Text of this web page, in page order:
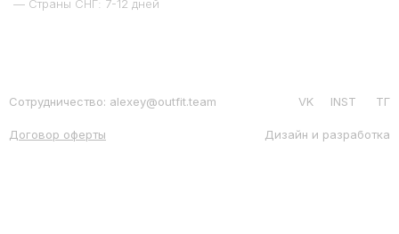
— Страны СНГ: 7-12 дней
VK INST ТГ
Сотрудничество: alexey@outfit.team
Договор оферты Дизайн и разработка